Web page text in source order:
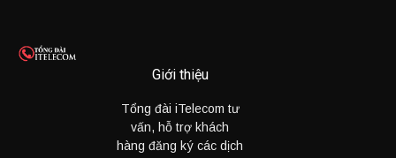
Giới thiệu
Tổng đài iTelecom tư
vấn, hỗ trợ khách
hàng đăng ký các dịch